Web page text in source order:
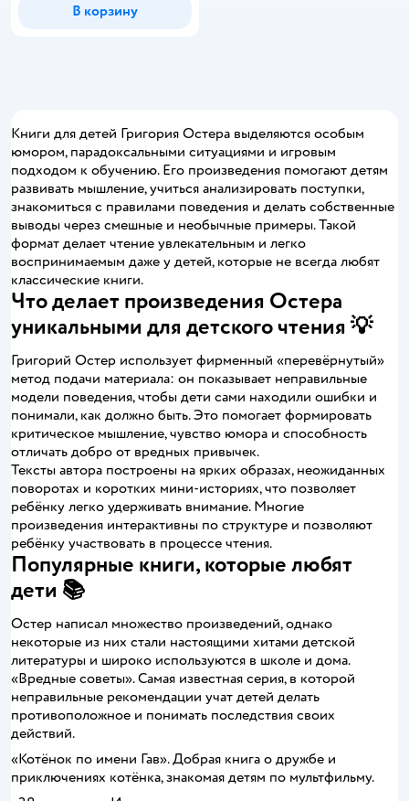
В корзину
Книги для детей Григория Остера выделяются особым
юмором, парадоксальными ситуациями и игровым
подходом к обучению. Его произведения помогают детям
развивать мышление, учиться анализировать поступки,
знакомиться с правилами поведения и делать собственные
выводы через смешные и необычные примеры. Такой
формат делает чтение увлекательным и легко
воспринимаемым даже у детей, которые не всегда любят
классические книги.
Что делает произведения Остера
уникальными для детского чтения 💡
Григорий Остер использует фирменный «перевёрнутый»
метод подачи материала: он показывает неправильные
модели поведения, чтобы дети сами находили ошибки и
понимали, как должно быть. Это помогает формировать
критическое мышление, чувство юмора и способность
отличать добро от вредных привычек.
Тексты автора построены на ярких образах, неожиданных
поворотах и коротких мини-историях, что позволяет
ребёнку легко удерживать внимание. Многие
произведения интерактивны по структуре и позволяют
ребёнку участвовать в процессе чтения.
Популярные книги, которые любят
дети 📚
Остер написал множество произведений, однако
некоторые из них стали настоящими хитами детской
литературы и широко используются в школе и дома.
«Вредные советы». Самая известная серия, в которой
неправильные рекомендации учат детей делать
противоположное и понимать последствия своих
действий.
«Котёнок по имени Гав». Добрая книга о дружбе и
приключениях котёнка, знакомая детям по мультфильму.